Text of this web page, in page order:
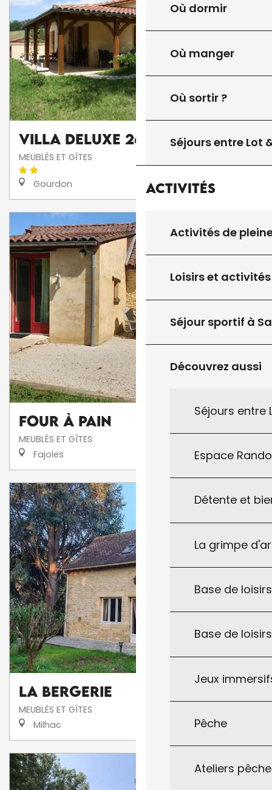
Où dormir
Où manger
Où sortir ?
Séjours entre Lot
Activités
Activités de
Loisirs et activités
Séjour sportif à
Découvrez aussi
Séjours entre
Espace
Détente et
La grimpe
Base de
Base de
Jeux
Pêche
Ateliers
Villa DELUXE 26
MEUBLÉS ET GÎTES
Gourdon
Four À Pain
MEUBLÉS ET GÎTES
Fajoles
La Bergerie
MEUBLÉS ET GÎTES
Milhac